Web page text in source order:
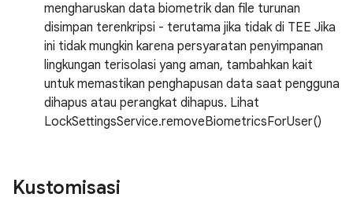
mengharuskan data biometrik dan file turunan
disimpan terenkripsi - terutama jika tidak di TEE Jika
ini tidak mungkin karena persyaratan penyimpanan
lingkungan terisolasi yang aman, tambahkan kait
untuk memastikan penghapusan data saat pengguna
dihapus atau perangkat dihapus. Lihat
LockSettingsService.removeBiometricsForUser()
Kustomisasi